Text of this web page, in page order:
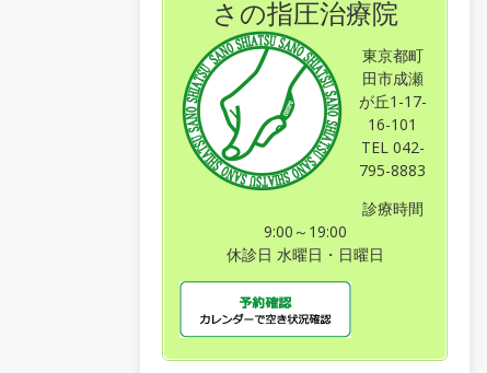
さの指圧治療院
東京都町
田市成瀬
が丘1-17-
16-101
TEL 042-
795-8883
診療時間
9:00～19:00
休診日 水曜日・日曜日